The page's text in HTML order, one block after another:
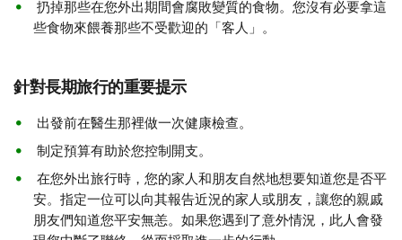
扔掉那些在您外出期間會腐敗變質的食物。您沒有必要拿這
些食物來餵養那些不受歡迎的「客人」。
針對長期旅行的重要提示
出發前在醫生那裡做一次健康檢查。
制定預算有助於您控制開支。
在您外出旅行時，您的家人和朋友自然地想要知道您是否平
安。指定一位可以向其報告近況的家人或朋友，讓您的親戚
朋友們知道您平安無恙。如果您遇到了意外情況，此人會發